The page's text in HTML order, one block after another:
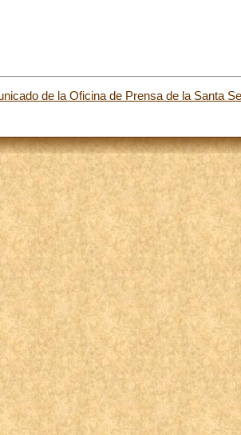
de la Oficina de Prensa de la Santa